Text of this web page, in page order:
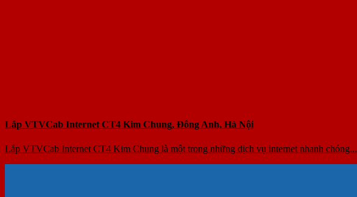
Lắp VTVCab Internet CT4 Kim Chung, Đông Anh, Hà Nội
Lắp VTVCab Internet CT4 Kim Chung là một trong những dịch vụ internet nhanh chóng...